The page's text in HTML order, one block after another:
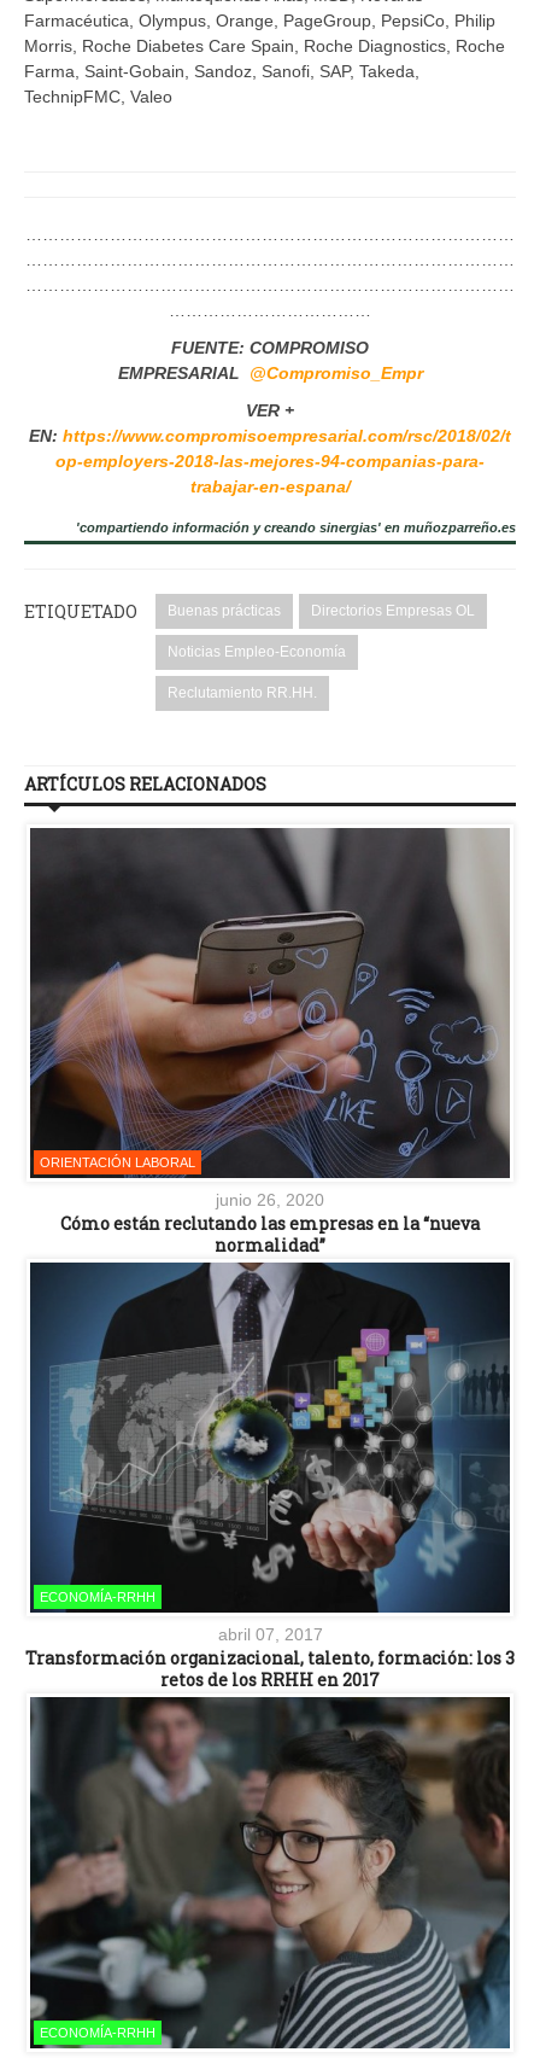
Farmacéutica, Olympus, Orange, PageGroup, PepsiCo, Philip
Morris, Roche Diabetes Care Spain, Roche Diagnostics, Roche
Farma, Saint-Gobain, Sandoz, Sanofi, SAP, Takeda,
TechnipFMC, Valeo
FUENTE: COMPROMISO
EMPRESARIAL
@Compromiso_Empr
VER +
EN: https://www.compromisoempresarial.com/rsc/2018/02/t
op-employers-2018-las-mejores-94-companias-para-
trabajar-en-espana/
'compartiendo información y creando sinergias' en muñozparreño.es
ETIQUETADO Buenas prácticas Directorios Empresas OL
Noticias Empleo-Economía
Reclutamiento RR.HH.
ARTÍCULOS RELACIONADOS
ORIENTACIÓN LABORAL
junio 26, 2020
Cómo están reclutando las empresas en la “nueva
normalidad”
ECONOMÍA-RRHH
abril 07, 2017
Transformación organizacional, talento, formación: los 3
retos de los RRHH en 2017
ECONOMÍA-RRHH